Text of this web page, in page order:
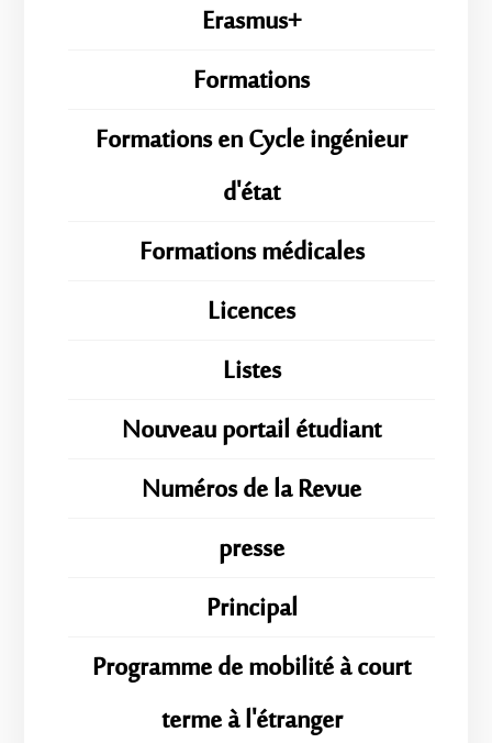
Erasmus+
Formations
Formations en Cycle ingénieur
d'état
Formations médicales
Licences
Listes
Nouveau portail étudiant
Numéros de la Revue
presse
Principal
Programme de mobilité à court
terme à l'étranger